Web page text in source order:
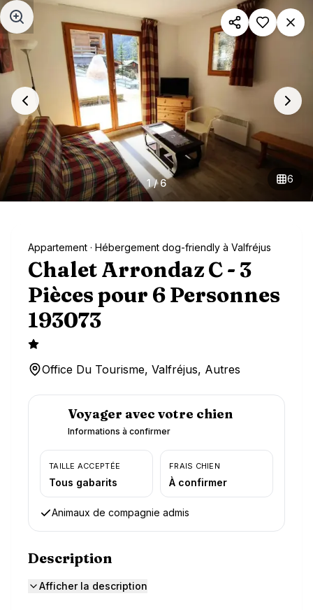
Aller au contenu principal
1/6 6
Appartement · Hébergement dog-friendly à Valfréjus
Chalet Arrondaz C - 3
Pièces pour 6 Personnes
193073
Office Du Tourisme, Valfréjus, Autres
Voyager avec votre chien
Informations à confirmer
TAILLE ACCEPTÉE
Tous gabarits
FRAIS CHIEN
À confirmer
Animaux de compagnie admis
Description
Afficher la description